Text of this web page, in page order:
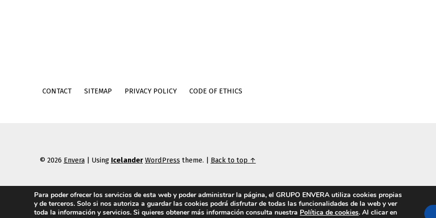
CONTACT SITEMAP PRIVACY POLICY CODE OF ETHICS
© 2026 Envera Using Icelander WordPress theme. Back to top ↑
Para poder ofrecer los servicios de esta web y poder administrar la página, el GRUPO ENVERA utiliza cookies propias
y de terceros. Solo si nos autoriza a guardar las cookies podrá disfrutar de todas las funcionalidades de la web y ver
toda la información y servicios. Si quieres obtener más información consulta nuestra Política de cookies. Al clicar en